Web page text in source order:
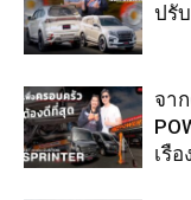
ปรั
จา
เรื